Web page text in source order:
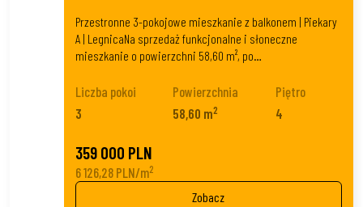
Przestronne 3-pokojowe mieszkanie z balkonem | Piekary
A | LegnicaNa sprzedaż funkcjonalne i słoneczne
mieszkanie o powierzchni 58,60 m², po…
Liczba pokoi
3
Powierzchnia
58,60 m2
Piętro
4
359 000 PLN
6 126,28 PLN/m2
Zobacz